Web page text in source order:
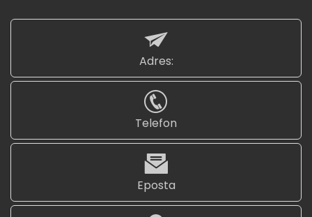
Adres:
Telefon
Eposta